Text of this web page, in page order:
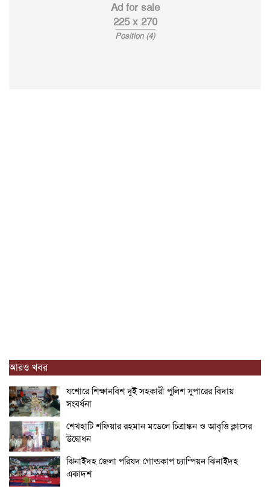
Ad for sale
225 x 270
Position (4)
আরও খবর
যশোরে শিক্ষানবিশ দুই সহকারী পুলিশ সুপারের বিদায়
সংবর্ধনা
শেখহাটি শফিয়ার রহমান মডেলে চিত্রাঙ্কন ও আবৃত্তি ক্লাসের
উদ্বোধন
ঝিনাইদহ জেলা পরিষদ গোল্ডকাপ চ্যাম্পিয়ন ঝিনাইদহ
একাদশ